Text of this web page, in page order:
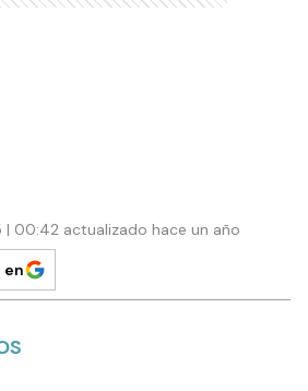
| 00:42 actualizado hace un año
en